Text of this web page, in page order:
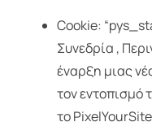
Cookie:
Συνεδρία ,
έναρξη μιας
τον εντοπισμό
το